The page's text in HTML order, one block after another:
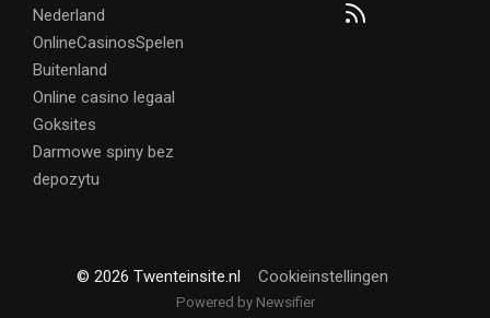
Nederland
OnlineCasinosSpelen
Buitenland
Online casino legaal
Goksites
Darmowe spiny bez
depozytu
© 2026 Twenteinsite.nl Cookieinstellingen
Powered by Newsifier